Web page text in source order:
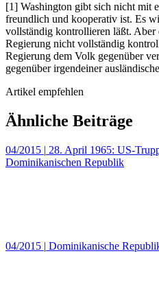
[1] Washington gibt sich nicht mit
freundlich und kooperativ ist. Es
vollständig kontrollieren läßt. Aber
Regierung nicht vollständig
Regierung dem Volk gegenüber
gegenüber irgendeiner
Artikel empfehlen
Ähnliche Beiträge
04/2015 | 28. April 1965: US-
Dominikanischen Republik
04/2015 | Dominikanische